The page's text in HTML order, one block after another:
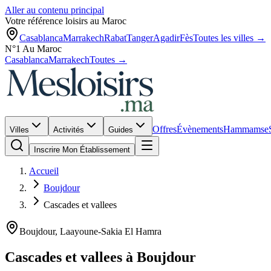
Aller au contenu principal
Votre référence loisirs au Maroc
CasablancaMarrakechRabatTangerAgadirFèsToutes les villes →
N°1 Au Maroc
CasablancaMarrakechToutes →
Villes Activités Guides OffresÉvènementsHammams
Inscrire Mon Établissement
Accueil
Boujdour
Cascades et vallees
Boujdour, Laayoune-Sakia El Hamra
Cascades et vallees à Boujdour